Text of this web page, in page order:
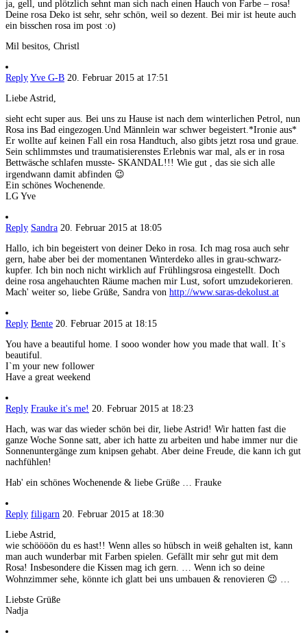
ja, gell, und plötzlich sehnt man sich nach einen Hauch von Farbe – rosa!
Deine rosa Deko ist sehr, sehr schön, weil so dezent. Bei mir ist heute auch
ein bisschen rosa im post :o)
Mil besitos, Christl
Reply Yve G-B 20. Februar 2015 at 17:51
Liebe Astrid,
sieht echt super aus. Bei uns zu Hause ist nach dem winterlichen Petrol, nun
Rosa ins Bad eingezogen.Und Männlein war schwer begeistert.*Ironie aus*
Er wollte auf keinen Fall ein rosa Handtuch, also gibts jetzt rosa und graue.
Sein schlimmstes und traumatisierenstes Erlebnis war mal, als er in rosa
Bettwäsche schlafen musste- SKANDAL!!! Wie gut , das sie sich alle
irgendwann damit abfinden 😉
Ein schönes Wochenende.
LG Yve
Reply Sandra 20. Februar 2015 at 18:05
Hallo, ich bin begeistert von deiner Deko in rosa. Ich mag rosa auch sehr
gern, habe aber bei der momentanen Winterdeko alles in grau-schwarz-
kupfer. Ich bin noch nicht wirklich auf Frühlingsrosa eingestellt. Doch
deine rosa angehauchten Räume machen mir Lust, sofort umzudekorieren.
Mach' weiter so, liebe Grüße, Sandra von http://www.saras-dekolust.at
Reply Bente 20. Februar 2015 at 18:15
You have a beautiful home. I sooo wonder how you made that wall. It`s
beautiful.
I`m your new follower
Have a great weekend
Reply Frauke it's me! 20. Februar 2015 at 18:23
Hach, was war das wieder schön bei dir, liebe Astrid! Wir hatten fast die
ganze Woche Sonne satt, aber ich hatte zu arbeiten und habe immer nur die
Sonnenuntergänge zum knipsen gehabt. Aber deine Freude, die kann ich gut
nachfühlen!
Hab' ein schönes Wochenende & liebe Grüße … Frauke
Reply filigarn 20. Februar 2015 at 18:30
Liebe Astrid,
wie schöööön du es hast!! Wenn alles so hübsch in weiß gehalten ist, kann
man auch wunderbar mit Farben spielen. Gefällt mir sehr gut mit dem
Rosa! Insbesondere die Kissen mag ich gern. … Wenn ich so deine
Wohnzimmer sehe, könnte ich glatt bei uns umbauen & renovieren 😉 …
Liebste Grüße
Nadja